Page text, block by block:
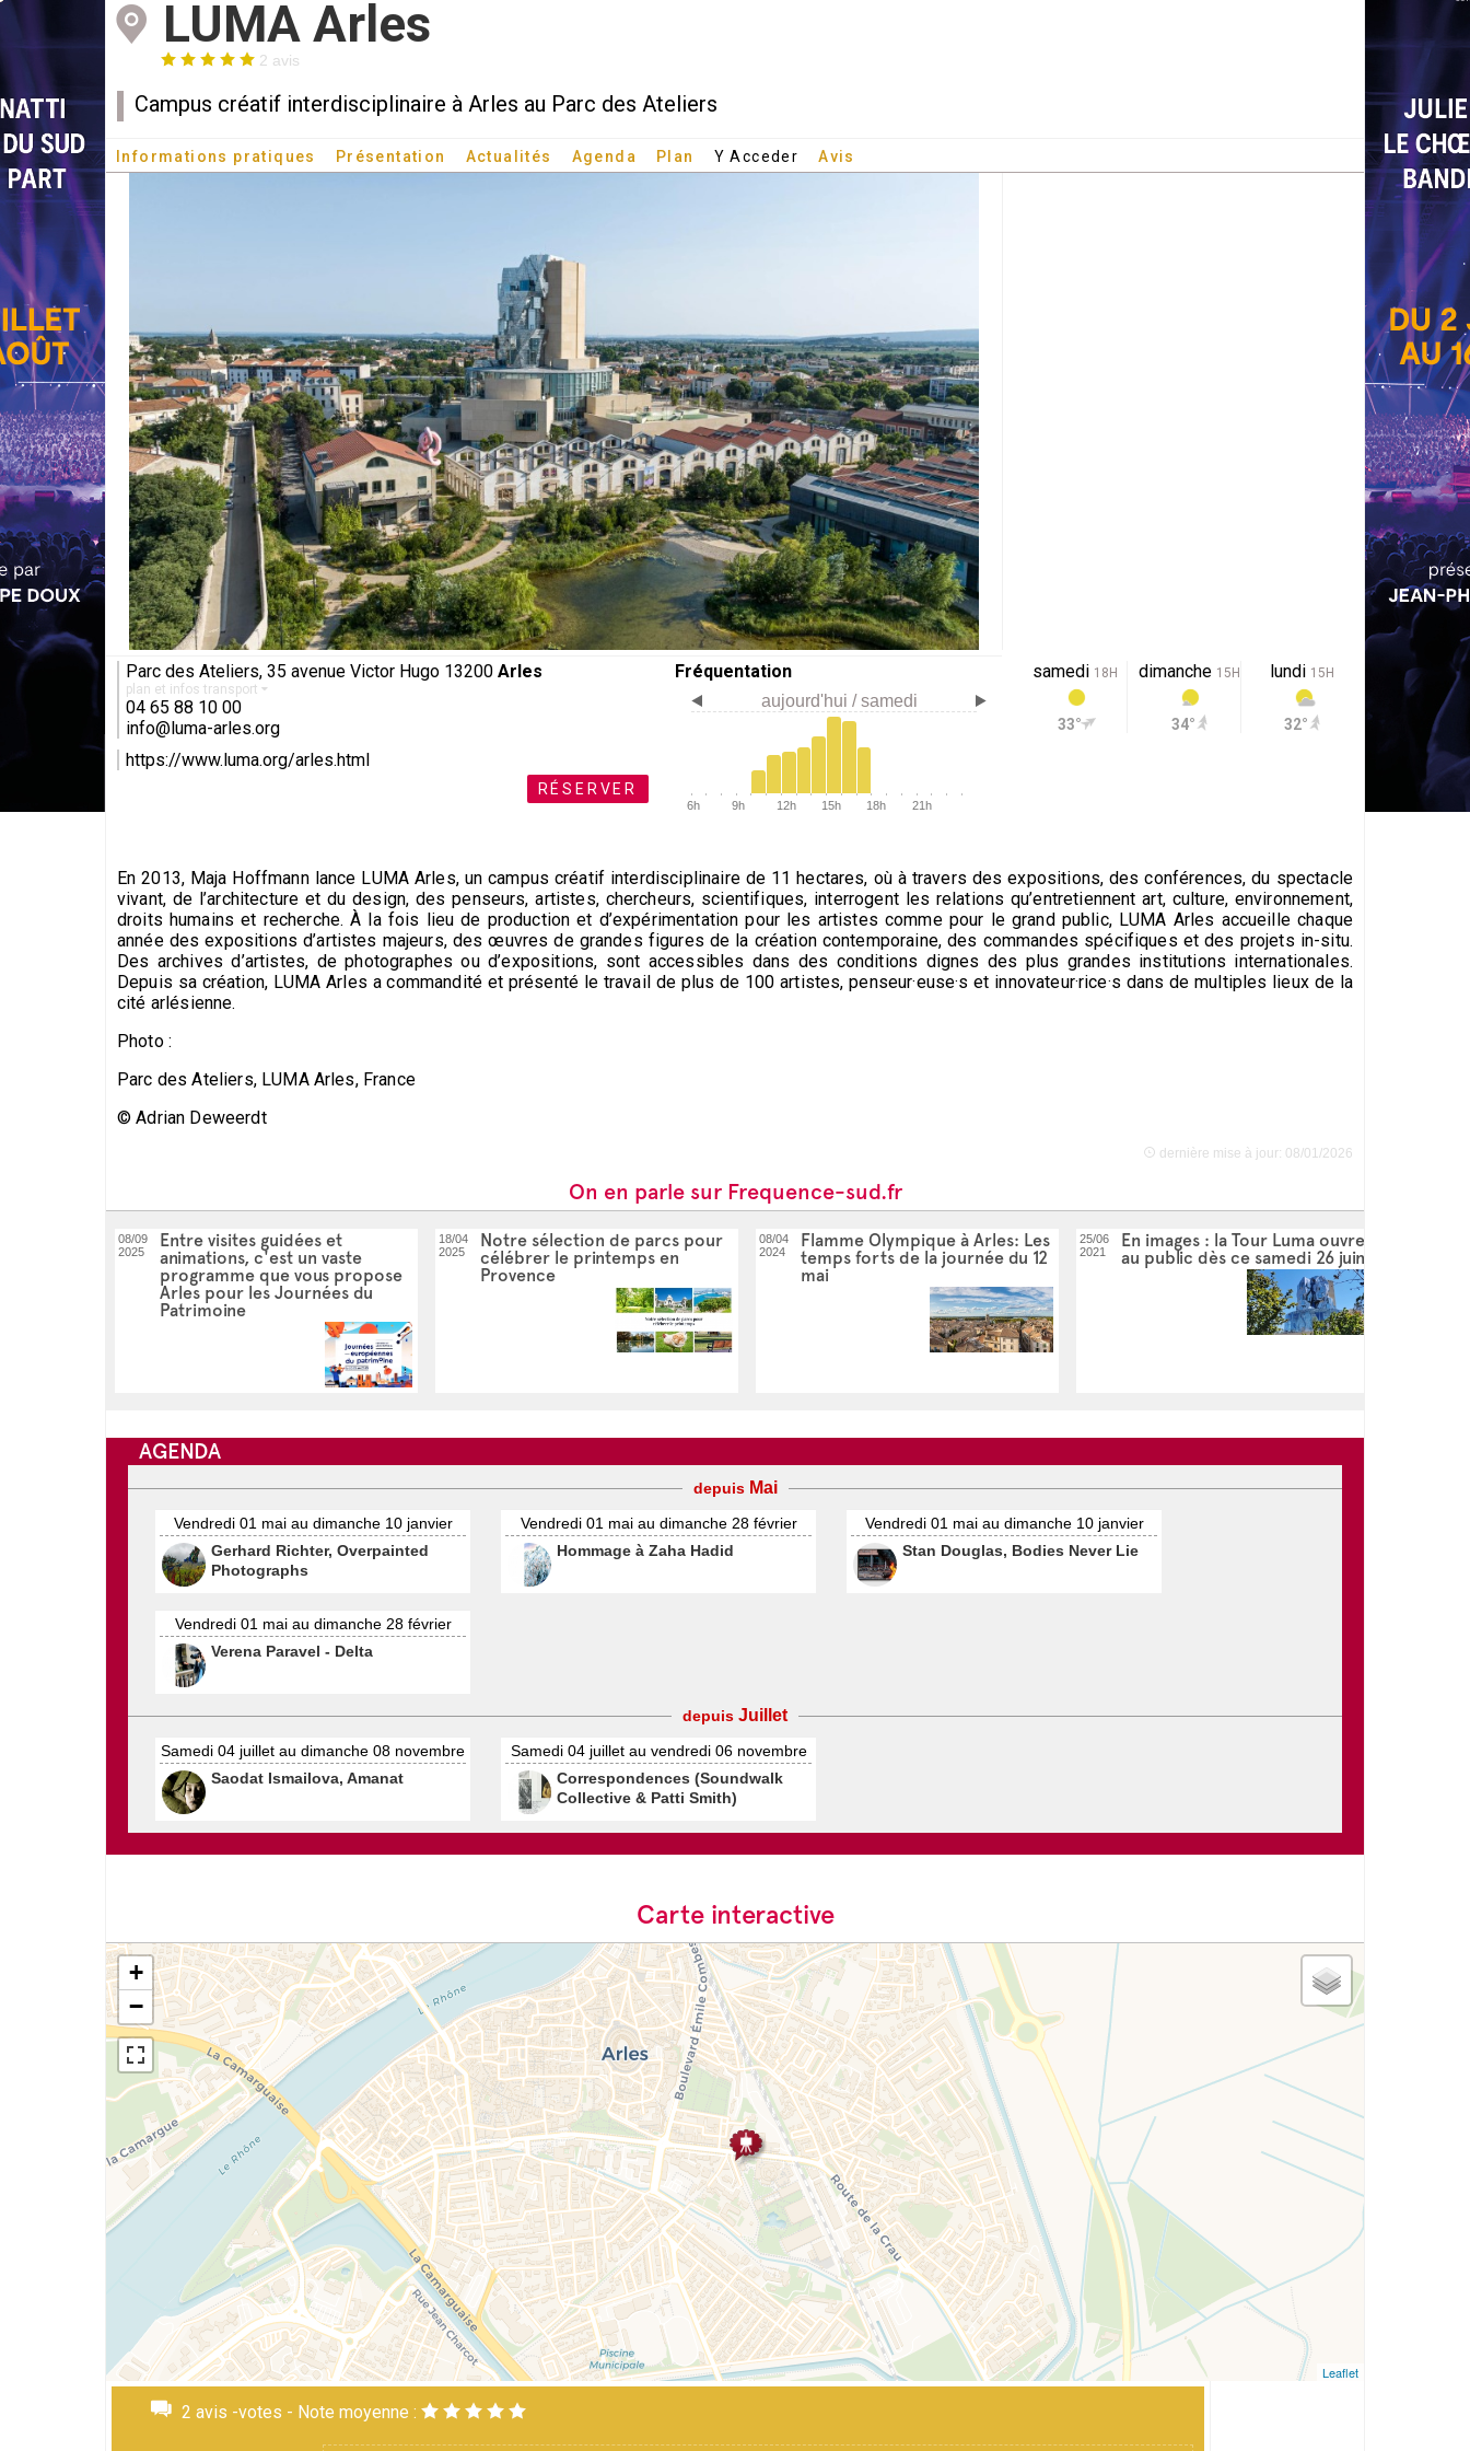
LUMA Arles
2 avis
Campus créatif interdisciplinaire à Arles au Parc des Ateliers
Informations pratiques Présentation Actualités Agenda Plan Y Acceder Avis
Parc des Ateliers, 35 avenue Victor Hugo 13200 Arles
plan et infos transport
04 65 88 10 00
info@luma-arles.org
https://www.luma.org/arles.html
RÉSERVER
Fréquentation
aujourd'hui / samedi
6h 9h 12h 15h 18h 21h
samedi 18H
33°
dimanche 15H
34°
lundi 15H
32°
En 2013, Maja Hoffmann lance LUMA Arles, un campus créatif interdisciplinaire de 11 hectares, où à travers des expositions, des conférences, du spectacle
vivant, de l’architecture et du design, des penseurs, artistes, chercheurs, scientifiques, interrogent les relations qu’entretiennent art, culture, environnement,
droits humains et recherche. À la fois lieu de production et d’expérimentation pour les artistes comme pour le grand public, LUMA Arles accueille chaque
année des expositions d’artistes majeurs, des œuvres de grandes figures de la création contemporaine, des commandes spécifiques et des projets in-situ.
Des archives d’artistes, de photographes ou d’expositions, sont accessibles dans des conditions dignes des plus grandes institutions internationales.
Depuis sa création, LUMA Arles a commandité et présenté le travail de plus de 100 artistes, penseur·euse·s et innovateur·rice·s dans de multiples lieux de la
cité arlésienne.
Photo :
Parc des Ateliers, LUMA Arles, France
© Adrian Deweerdt
dernière mise à jour: 08/01/2026
On en parle sur Frequence-sud.fr
08/09
2025
Entre visites guidées et
animations, c'est un vaste
programme que vous propose
Arles pour les Journées du
Patrimoine
18/04
2025
Notre sélection de parcs pour
célébrer le printemps en
Provence
08/04
2024
Flamme Olympique à Arles: Les
temps forts de la journée du 12
mai
25/06
2021
En images : la Tour Luma ouvre
au public dès ce samedi 26 juin
AGENDA
depuis Mai
Vendredi 01 mai au dimanche 10 janvier
Gerhard Richter, Overpainted
Photographs
Vendredi 01 mai au dimanche 28 février
Hommage à Zaha Hadid
Vendredi 01 mai au dimanche 10 janvier
Stan Douglas, Bodies Never Lie
Vendredi 01 mai au dimanche 28 février
Verena Paravel - Delta
depuis Juillet
Samedi 04 juillet au dimanche 08 novembre
Saodat Ismailova, Amanat
Samedi 04 juillet au vendredi 06 novembre
Correspondences (Soundwalk
Collective & Patti Smith)
Carte interactive
+
−
Leaflet
2 avis -votes - Note moyenne :